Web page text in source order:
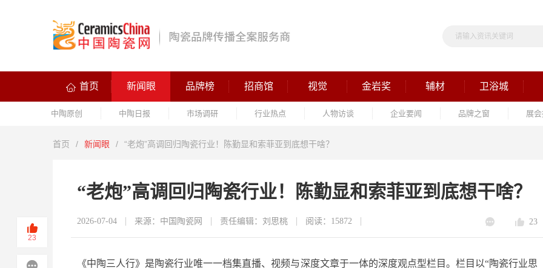
首页 新闻眼 品牌榜 招商馆 视觉 金岩奖 辅材 卫浴城
中陶原创 中陶日报 市场调研 行业热点 人物访谈 企业要闻 品牌之窗 展
首页 / 新闻眼 / “老炮”高调回归陶瓷行业！陈勤显和索菲亚到底想干啥？
“老炮”高调回归陶瓷行业！陈勤显和索菲亚到底想干啥？
2026-07-04 来源：中国陶瓷网 责任编辑：刘思桃 阅读：15872 23
《中陶三人行》 是陶瓷行业唯一一档集直播、视频与深度文章于一体的深度观点型栏目。栏目以“陶瓷行业思
23